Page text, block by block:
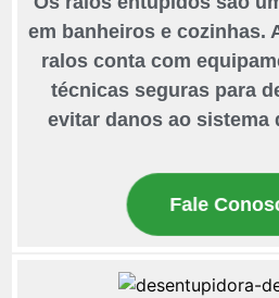
em banheiros e cozinhas.
ralos conta com
técnicas seguras para
evitar danos ao sistema
Fale